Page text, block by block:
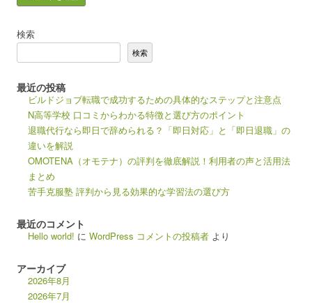
検索
検索
最近の投稿
ビルドジョブ転職で成功するための具体的なステップと注意点
N高等学校 口コミからわかる特徴と選び方のポイント
退職代行なら即日で辞められる？「即日対応」と「即日退職」の
違いを解説
OMOTENA（オモテナ）の評判を徹底解説！利用者の声と活用法
まとめ
苦手克服塾 評判から見る効果的な学習法の選び方
最近のコメント
Hello world! に WordPress コメントの投稿者 より
アーカイブ
2026年8月
2026年7月